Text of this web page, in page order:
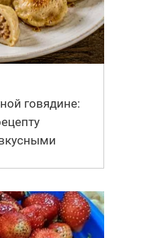
говядине: